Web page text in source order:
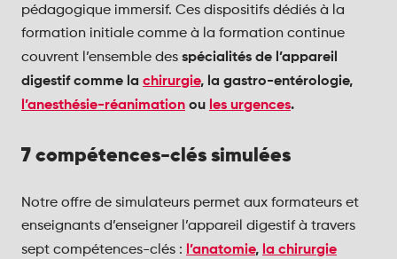
pédagogique immersif. Ces dispositifs dédiés à la
formation initiale comme à la formation continue
couvrent l’ensemble des spécialités de l’appareil
digestif comme la chirurgie, la gastro-entérologie,
l’anesthésie-réanimation ou les urgences.
7 compétences-clés simulées
Notre offre de simulateurs permet aux formateurs et
enseignants d’enseigner l’appareil digestif à travers
sept compétences-clés : l’anatomie, la chirurgie